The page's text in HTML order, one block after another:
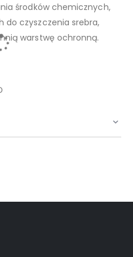
środków chemicznych,
do czyszczenia srebra,
warstwę ochronną.